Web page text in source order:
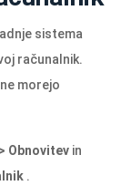
sistema
računalnik.
morejo
Obnovitev in
.